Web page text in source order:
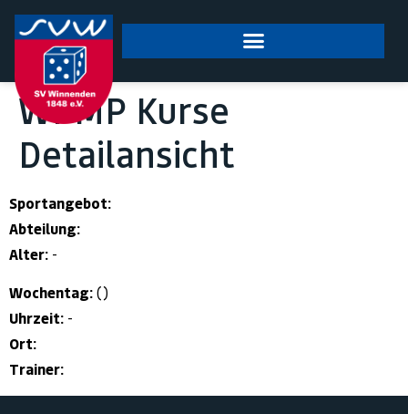
springen
WPMP Kurse
Detailansicht
Sportangebot:
Abteilung:
Alter: -
Wochentag: ()
Uhrzeit: -
Ort:
Trainer: